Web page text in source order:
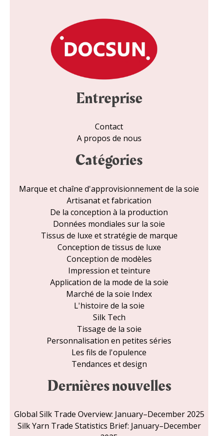
Entreprise
Contact
A propos de nous
Catégories
Marque et chaîne d'approvisionnement de la soie
Artisanat et fabrication
De la conception à la production
Données mondiales sur la soie
Tissus de luxe et stratégie de marque
Conception de tissus de luxe
Conception de modèles
Impression et teinture
Application de la mode de la soie
Marché de la soie Index
L'histoire de la soie
Silk Tech
Tissage de la soie
Personnalisation en petites séries
Les fils de l'opulence
Tendances et design
Dernières nouvelles
Global Silk Trade Overview: January–December 2025
Silk Yarn Trade Statistics Brief: January–December